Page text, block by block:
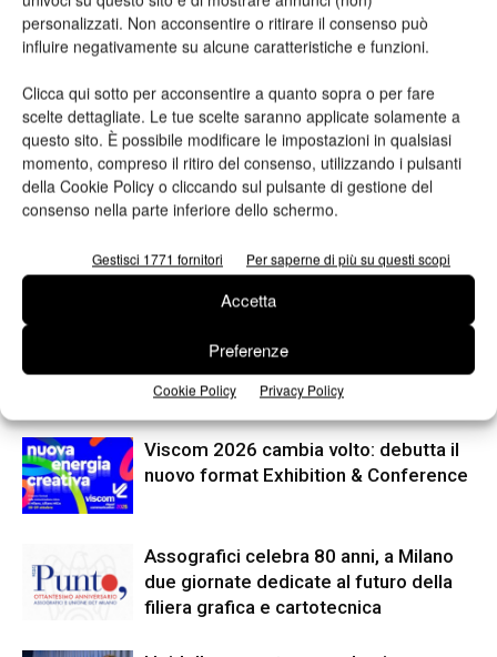
personalizzati. Non acconsentire o ritirare il consenso può
influire negativamente su alcune caratteristiche e funzioni.
Clicca qui sotto per acconsentire a quanto sopra o per fare
scelte dettagliate. Le tue scelte saranno applicate solamente a
questo sito. È possibile modificare le impostazioni in qualsiasi
momento, compreso il ritiro del consenso, utilizzando i pulsanti
della Cookie Policy o cliccando sul pulsante di gestione del
consenso nella parte inferiore dello schermo.
Gestisci 1771 fornitori Per saperne di più su questi scopi
Accetta
Preferenze
Cookie Policy Privacy Policy
OneMorePack, giovedì 10
Metelliana
Future Factory si conferma
live: l’evento si terrà il 15 e 16
settembre 2021
ARTICOLI CORRELATI ALTRO DALL'AUTORE
Viscom 2026 cambia volto: debutta il
nuovo format Exhibition & Conference
Assografici celebra 80 anni, a Milano
due giornate dedicate al futuro della
filiera grafica e cartotecnica